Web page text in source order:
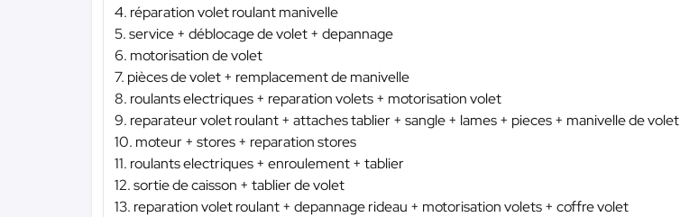
4. réparation volet roulant manivelle
5. service + déblocage de volet + depannage
6. motorisation de volet
7. pièces de volet + remplacement de manivelle
8. roulants electriques + reparation volets + motorisation volet
9. reparateur volet roulant + attaches tablier + sangle + lames + pieces + manivelle de volet
10. moteur + stores + reparation stores
11. roulants electriques + enroulement + tablier
12. sortie de caisson + tablier de volet
13. reparation volet roulant + depannage rideau + motorisation volets + coffre volet